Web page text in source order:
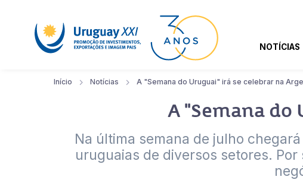
NOTÍCIAS
Início Notícias A "Semana do Uruguai" irá se celebrar na
A "Semana
Na última semana de julho
uruguaias de diversos setores.